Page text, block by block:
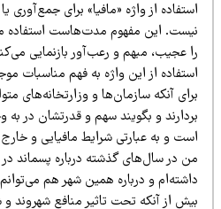
از واژه «مافیا» برای جمع‌آوری یا
این مفهوم مدت‌هاست استفاده
عجیب، مبهم و رعب‌آور بازنمایی می‌کند. در
از این واژه به فهم مناسبات
آنکه سازمان‌ها و وزارتخانه‌های متولی
و بگویند سهم و قدرتشان در به
و به عبارتی شرایط مافیایی و خارج از
در سال‌های گذشته درباره پسماند در
و درباره همین شهر هم می‌توانم
از آنکه تحت تاثیر منافع شهروند و شهر